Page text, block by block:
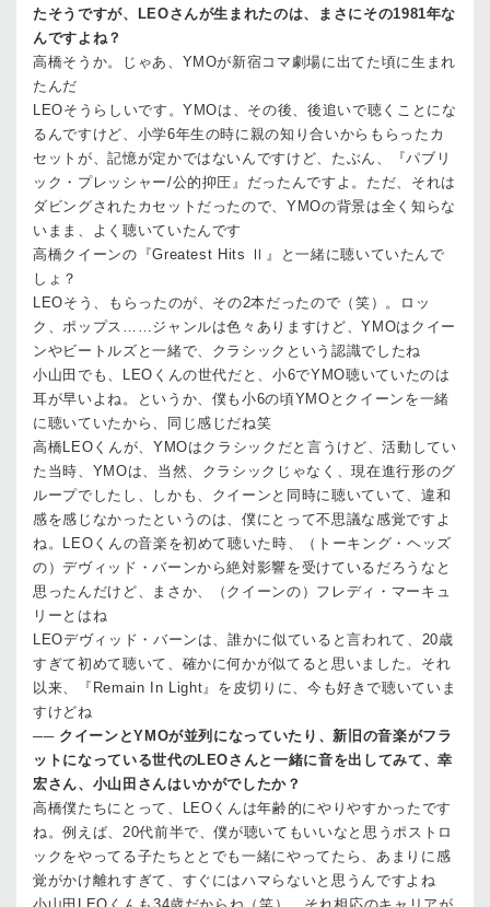
たそうですが、LEOさんが生まれたのは、まさにその1981年な
んですよね？
高橋そうか。じゃあ、YMOが新宿コマ劇場に出てた頃に生まれ
たんだ
LEOそうらしいです。YMOは、その後、後追いで聴くことにな
るんですけど、小学6年生の時に親の知り合いからもらったカ
セットが、記憶が定かではないんですけど、たぶん、『パブリ
ック・プレッシャー/公的抑圧』だったんですよ。ただ、それは
ダビングされたカセットだったので、YMOの背景は全く知らな
いまま、よく聴いていたんです
高橋クイーンの『Greatest Hits Ⅱ』と一緒に聴いていたんで
しょ？
LEOそう、もらったのが、その2本だったので（笑）。ロッ
ク、ポップス……ジャンルは色々ありますけど、YMOはクイー
ンやビートルズと一緒で、クラシックという認識でしたね
小山田 でも、LEOくんの世代だと、小6でYMO聴いていたのは
耳が早いよね。というか、僕も小6の頃YMOとクイーンを一緒
に聴いていたから、同じ感じだね笑
高橋LEOくんが、YMOはクラシックだと言うけど、活動してい
た当時、YMOは、当然、クラシックじゃなく、現在進行形のグ
ループでしたし、しかも、クイーンと同時に聴いていて、違和
感を感じなかったというのは、僕にとって不思議な感覚ですよ
ね。LEOくんの音楽を初めて聴いた時、（トーキング・ヘッズ
の）デヴィッド・バーンから絶対影響を受けているだろうなと
思ったんだけど、まさか、（クイーンの）フレディ・マーキュ
リーとはね
LEOデヴィッド・バーンは、誰かに似ていると言われて、20歳
すぎて初めて聴いて、確かに何かが似てると思いました。それ
以来、『Remain In Light』を皮切りに、今も好きで聴いていま
すけどね
── クイーンとYMOが並列になっていたり、新旧の音楽がフラ
ットになっている世代のLEOさんと一緒に音を出してみて、幸
宏さん、小山田さんはいかがでしたか？
高橋僕たちにとって、LEOくんは年齢的にやりやすかったです
ね。例えば、20代前半で、僕が聴いてもいいなと思うポストロ
ックをやってる子たちととでも一緒にやってたら、あまりに感
覚がかけ離れすぎて、すぐにはハマらないと思うんですよね